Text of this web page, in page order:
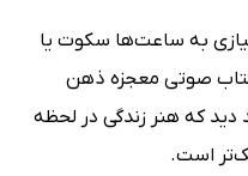
به ساعت‌ها سکوت یا
صوتی معجزه ذهن
دید که هنر زندگی در لحظه
است.